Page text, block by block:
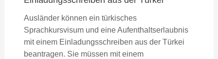
Ausländer können ein türkisches
Sprachkursvisum und eine Aufenthaltserlaubnis
mit einem Einladungsschreiben aus der Türkei
beantragen. Sie müssen mit einem